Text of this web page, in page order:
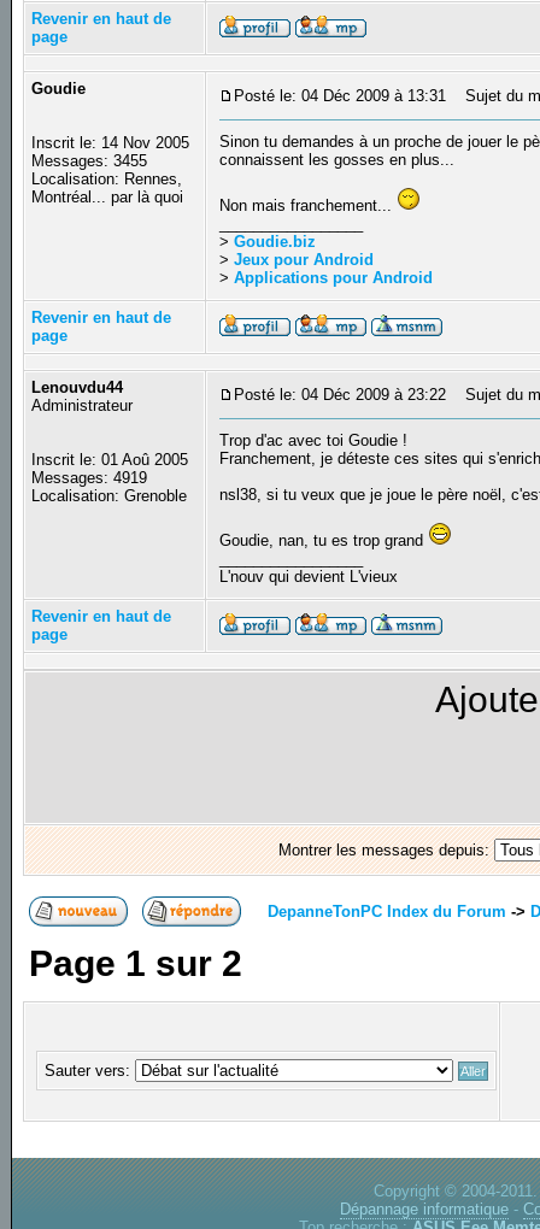
Revenir en haut de
page
Goudie
Inscrit le: 14 Nov 2005
Messages: 3455
Localisation: Rennes,
Montréal... par là quoi
Posté le: 04 Déc 2009 à 13:31 Sujet du
Sinon tu demandes à un proche de jouer le
connaissent les gosses en plus...
Non mais franchement...
>Goudie.biz
>Jeux pour Android
>Applications pour Android
Revenir en haut de
page
Lenouvdu44
Administrateur
Inscrit le: 01 Aoû 2005
Messages: 4919
Localisation: Grenoble
Posté le: 04 Déc 2009 à 23:22 Sujet du
Trop d'ac avec toi Goudie !
Franchement, je déteste ces sites qui
nsl38, si tu veux que je joue le père noël,
Goudie, nan, tu es trop grand
L'nouv qui devient L'vieux
Revenir en haut de
page
Montrer les messages depuis:
DepanneTonPC Index du Forum ->
Page 1 sur 2
Sauter vers:
Copyright © 2004-
Dépannage informatique -